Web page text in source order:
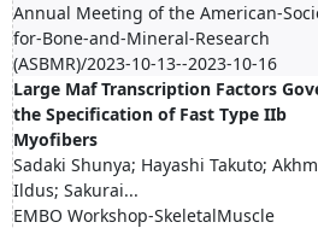
Annual Meeting of the American-
for-Bone-and-Mineral-Research
(ASBMR)/2023-10-13--2023-10-16
Large Maf Transcription Factors
the Specification of Fast Type IIb
Myofibers
Sadaki Shunya; Hayashi Takuto;
Ildus; Sakurai...
EMBO Workshop-SkeletalMuscle